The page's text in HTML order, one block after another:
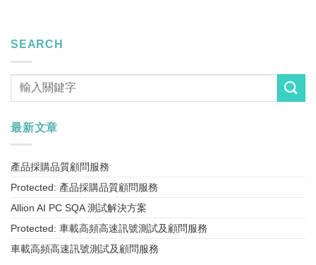
SEARCH
最新文章
產品採購品質顧問服務
Protected: 產品採購品質顧問服務
Allion AI PC SQA 測試解決方案
Protected: 車載高頻高速訊號測試及顧問服務
車載高頻高速訊號測試及顧問服務